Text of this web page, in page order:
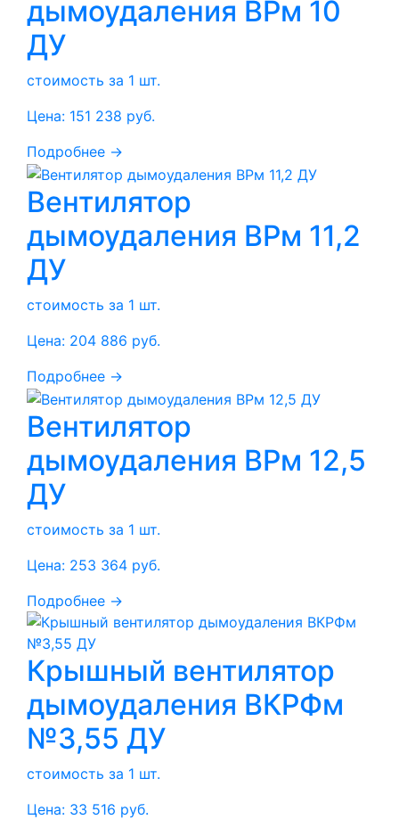
дымоудаления ВРм 10
ДУ
стоимость за 1 шт.
Цена: 151 238 руб.
Подробнее →
Вентилятор
дымоудаления ВРм 11,2
ДУ
стоимость за 1 шт.
Цена: 204 886 руб.
Подробнее →
Вентилятор
дымоудаления ВРм 12,5
ДУ
стоимость за 1 шт.
Цена: 253 364 руб.
Подробнее →
Крышный вентилятор
дымоудаления ВКРФм
№3,55 ДУ
стоимость за 1 шт.
Цена: 33 516 руб.